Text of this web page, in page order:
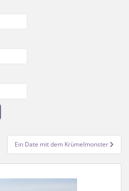
Ein Date mit dem Krümelmonster